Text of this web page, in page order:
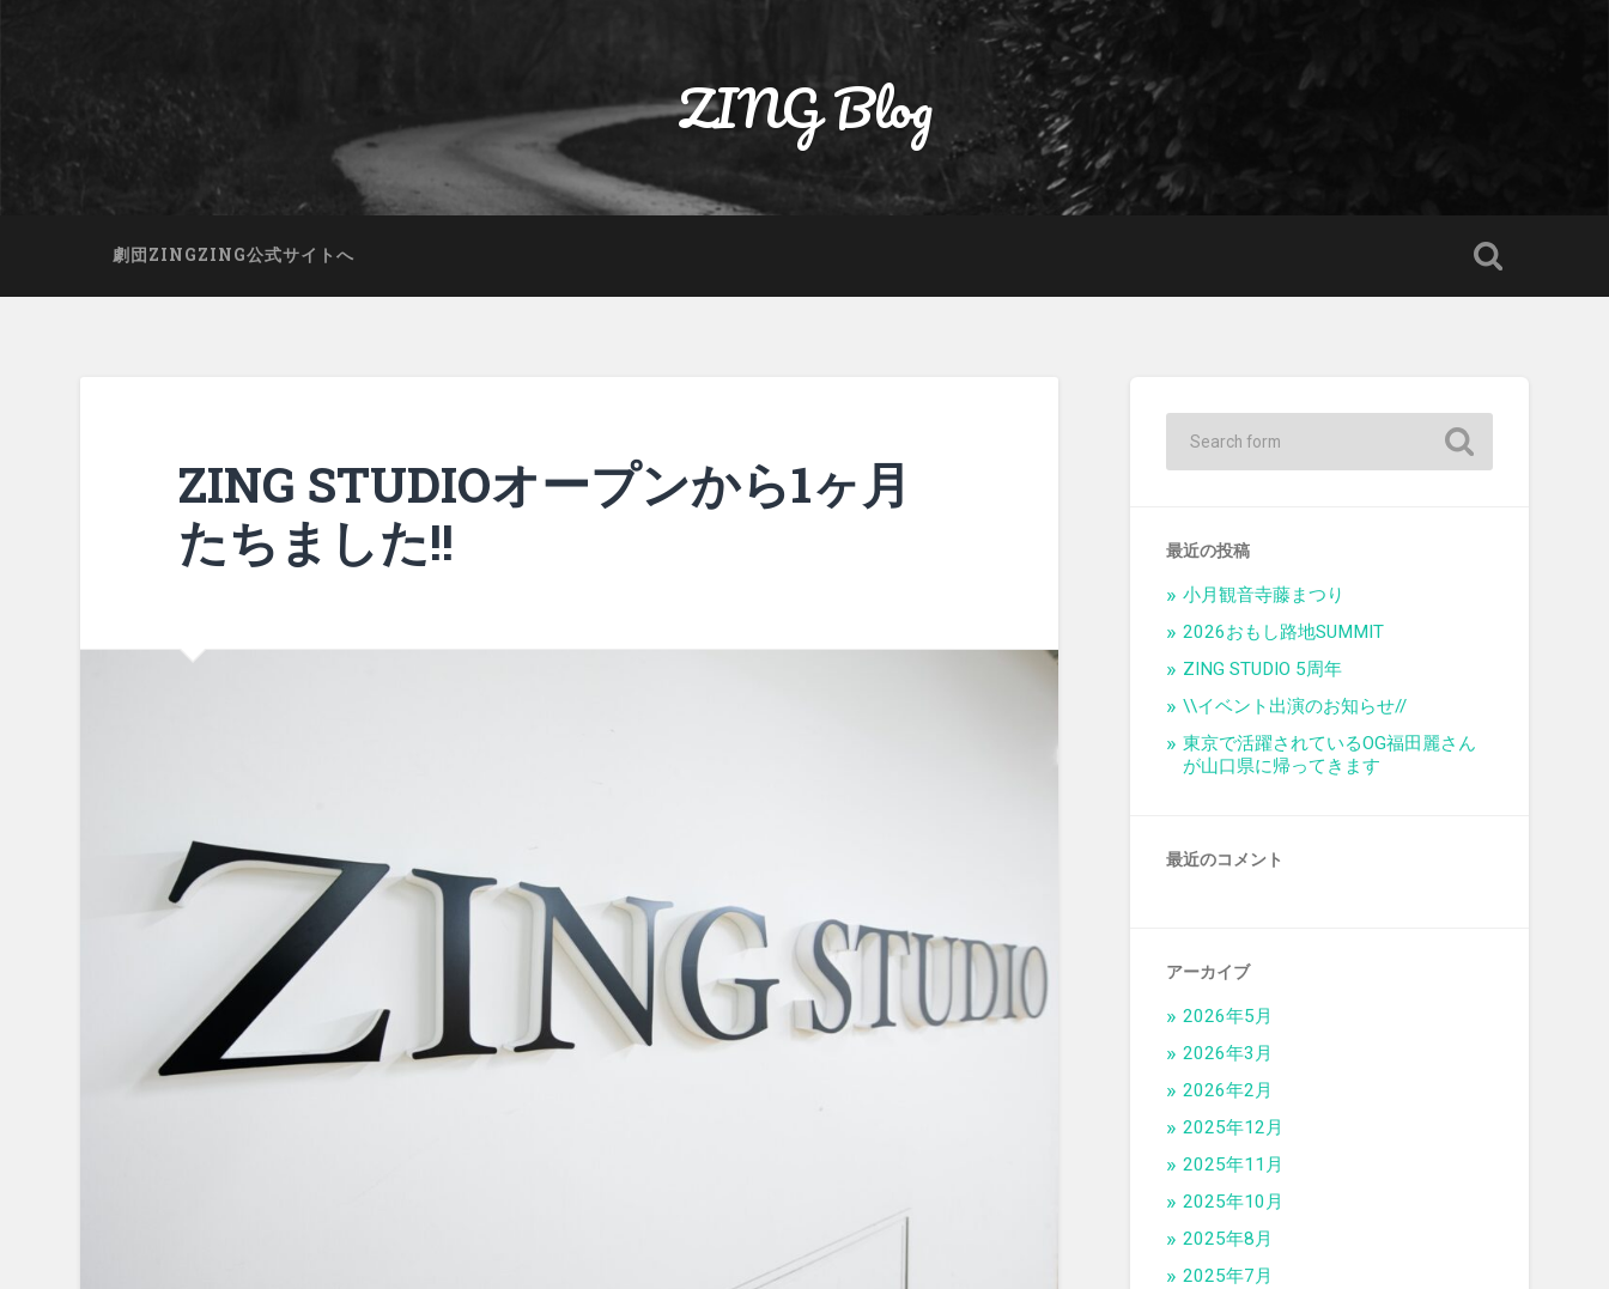
ZING Blog
劇団ZINGZING公式サイトへ
ZING STUDIOオープンから1ヶ月
たちました!!
最近の投稿
小月観音寺藤まつり
2026おもし路地SUMMIT
ZING STUDIO 5周年
\\イベント出演のお知らせ//
東京で活躍されているOG福田麗さん
が山口県に帰ってきます
最近のコメント
アーカイブ
2026年5月
2026年3月
2026年2月
2025年12月
2025年11月
2025年10月
2025年8月
2025年7月